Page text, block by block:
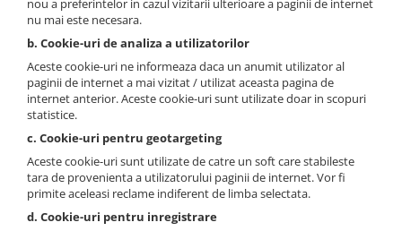
nou a preferintelor in cazul vizitarii ulterioare a paginii de internet
nu mai este necesara.
b. Cookie-uri de analiza a utilizatorilor
Aceste cookie-uri ne informeaza daca un anumit utilizator al
paginii de internet a mai vizitat / utilizat aceasta pagina de
internet anterior. Aceste cookie-uri sunt utilizate doar in scopuri
statistice.
c. Cookie-uri pentru geotargeting
Aceste cookie-uri sunt utilizate de catre un soft care stabileste
tara de provenienta a utilizatorului paginii de internet. Vor fi
primite aceleasi reclame indiferent de limba selectata.
d. Cookie-uri pentru inregistrare